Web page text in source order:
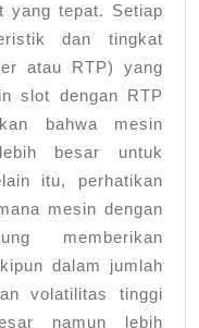
yang tepat. Setiap
dan tingkat
atau RTP) yang
slot dengan RTP
bahwa mesin
besar untuk
itu, perhatikan
mesin dengan
memberikan
dalam jumlah
volatilitas tinggi
namun lebih